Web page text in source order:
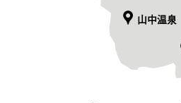
山中温泉